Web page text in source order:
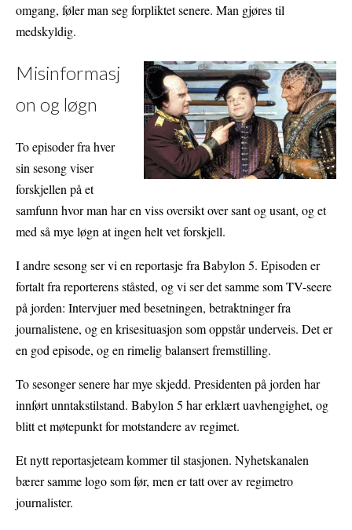
omgang, føler man seg forpliktet senere. Man gjøres til
medskyldig.
Misinformasj
on og løgn
To episoder fra hver
sin sesong viser
forskjellen på et
samfunn hvor man har en viss oversikt over sant og usant, og et
med så mye løgn at ingen helt vet forskjell.
I andre sesong ser vi en reportasje fra Babylon 5. Episoden er
fortalt fra reporterens ståsted, og vi ser det samme som TV-seere
på jorden: Intervjuer med besetningen, betraktninger fra
journalistene, og en krisesituasjon som oppstår underveis. Det er
en god episode, og en rimelig balansert fremstilling.
To sesonger senere har mye skjedd. Presidenten på jorden har
innført unntakstilstand. Babylon 5 har erklært uavhengighet, og
blitt et møtepunkt for motstandere av regimet.
Et nytt reportasjeteam kommer til stasjonen. Nyhetskanalen
bærer samme logo som før, men er tatt over av regimetro
journalister.